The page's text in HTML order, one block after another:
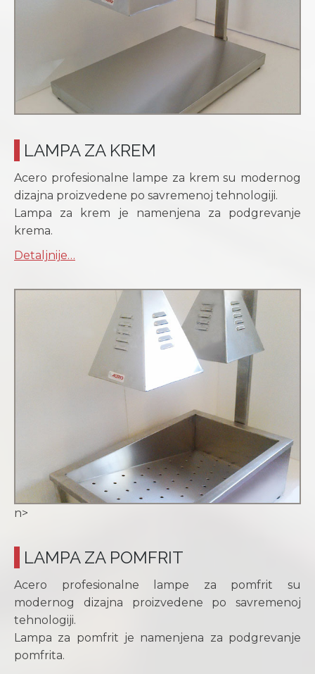
LAMPA ZA KREM
Acero profesionalne lampe za krem su modernog
dizajna proizvedene po savremenoj tehnologiji.
Lampa za krem je namenjena za podgrevanje
krema.
Detaljnije…
n>
LAMPA ZA POMFRIT
Acero profesionalne lampe za pomfrit su
modernog dizajna proizvedene po savremenoj
tehnologiji.
Lampa za pomfrit je namenjena za podgrevanje
pomfrita.